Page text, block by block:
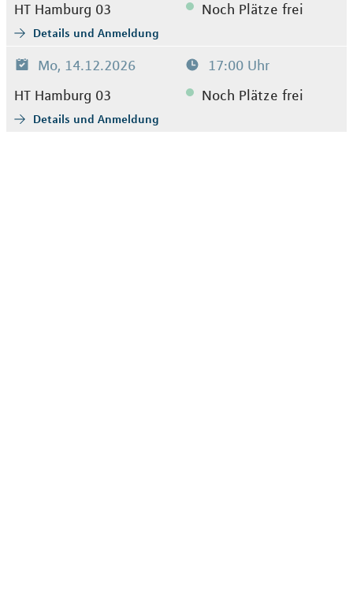
HT Hamburg 03
Noch Plätze frei
Details und Anmeldung
Mo, 14.12.2026
17:00 Uhr
HT Hamburg 03
Noch Plätze frei
Details und Anmeldung